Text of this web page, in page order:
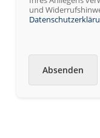
e
r
und
Absenden